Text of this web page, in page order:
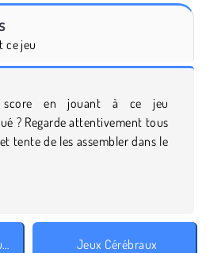
ce jeu
score en jouant à ce jeu
? Regarde attentivement tous
tente de les assembler dans le
Jeux de Blocs de couleurs Jeux Cérébraux